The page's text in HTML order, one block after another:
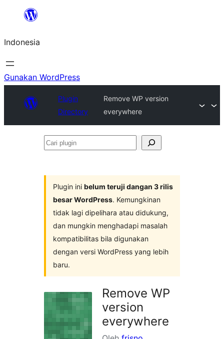
Lewati
konten
Indonesia
Gunakan WordPress
Plugin
Directory
Remove WP version
everywhere
Cari
Plugin ini belum teruji dangan 3 rilis
besar WordPress. Kemungkinan
tidak lagi dipelihara atau didukung,
dan mungkin menghadapi masalah
kompatibilitas bila digunakan
dengan versi WordPress yang lebih
baru.
Remove WP
version
everywhere